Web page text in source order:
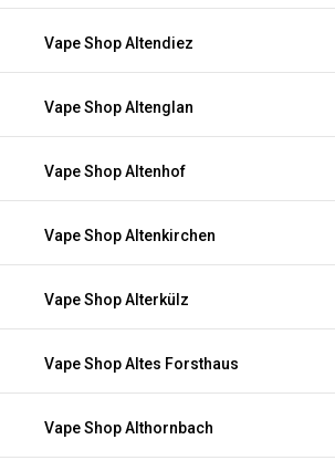
Vape Shop Altendiez
Vape Shop Altenglan
Vape Shop Altenhof
Vape Shop Altenkirchen
Vape Shop Alterkülz
Vape Shop Altes Forsthaus
Vape Shop Althornbach